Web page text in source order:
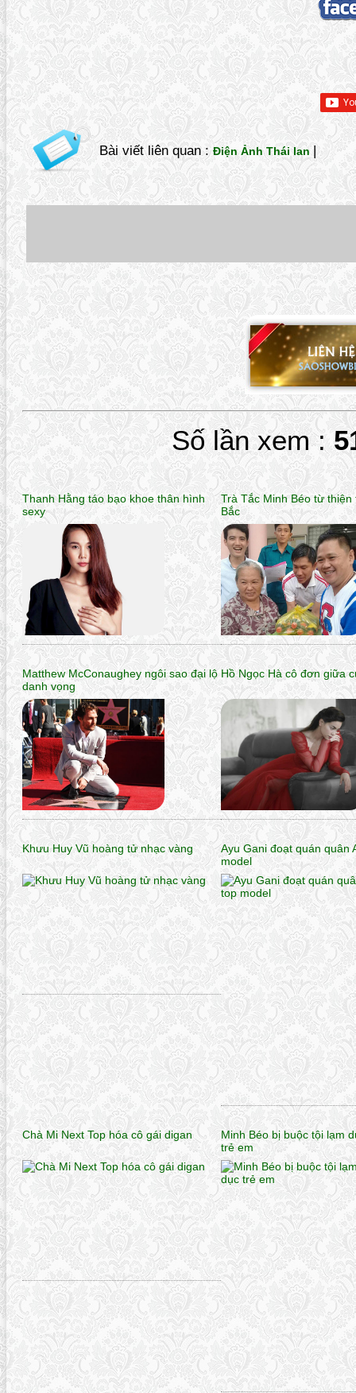
Bài viết liên quan : Điện Ảnh Thái lan |
Số lần xem :
Thanh Hằng táo bạo khoe thân hình
sexy
Trà Tắc Minh Béo từ
Bắc
Matthew McConaughey ngôi sao đại lộ
danh vọng
Hồ Ngọc Hà cô đơn giữa
Khưu Huy Vũ hoàng tử nhạc vàng
Ayu Gani đoạt quán quân
model
Chà Mi Next Top hóa cô gái digan
Minh Béo bị buộc tội lạm
trẻ em